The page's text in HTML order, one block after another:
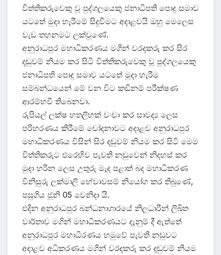
විත්තිකරුවෙකු වූ පුද්ගලයෙකු ජනාධිපති පොදු සමාව
යටතේ මුදා හැරීමේ සිදුවීමට අදාළවයි ඔහු මෙලෙස
වැඩ තහනමට ලක්වුණේ.
අනුරාධපුර මහාධිකරණය මගින් වරදකරු කර සිර
දඬුවම් නියම කර සිටි විත්තිකරුවෙකු වූ පුද්ගලයෙකු
ජනාධිපති පොදු සමාව යටතේ මුදා හැරීම
සම්බන්ධයෙන් මේ වන විට කඩිනම් පරීක්ෂණ
ආරම්භවී තිබෙනවා.
රුපියල් ලක්ෂ හතලිහක් වංචා කර සාවද්‍ය ලෙස
පරිහරණය කිරීමේ චෝදනාවට අදාළව අනුරාධපුර
මහාධිකරණය විසින් සිර දඬුවම් නියම කර සිටි මෙම
විත්තිකරුට එරෙහිව පැවති නඩුවෙන් නිදහස් කර
මුදා හරින ලෙස උතුරු මැද පළාත් බද මහාධිකරණ
විනිසුරු ලක්මාලි හේවාවසම් නියෝග කර තිබුණේ,
පසුගිය ජූනි 05 වෙනිදා යි.
එදින අනුරාධපුර බන්ධනාගාරයේ නිලධාරීන් ලිඛිත
වාර්තාව මගින් මහාධිකරණයට දැනුම් දී ඇත්තේ
අනුරාධපුර මහාධිරණය හමුවේ පැවති නඩුවට
අදාළව අධිකරණය මගින් වරදකරු කර දඬුවම් නියම